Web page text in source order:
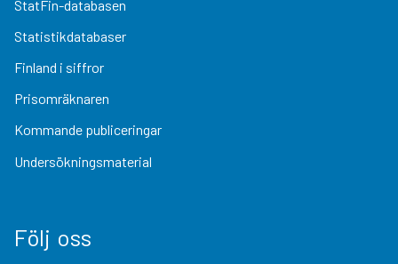
StatFin-databasen
Statistikdatabaser
Finland i siffror
Prisomräknaren
Kommande publiceringar
Undersökningsmaterial
Följ oss